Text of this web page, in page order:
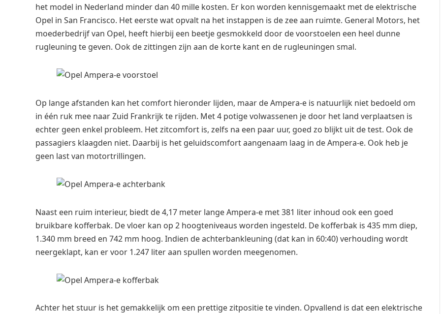
het model in Nederland minder dan 40 mille kosten. Er kon worden kennisgemaakt met de elektrische
Opel in San Francisco. Het eerste wat opvalt na het instappen is de zee aan ruimte. General Motors, het
moederbedrijf van Opel, heeft hierbij een beetje gesmokkeld door de voorstoelen een heel dunne
rugleuning te geven. Ook de zittingen zijn aan de korte kant en de rugleuningen smal.
Op lange afstanden kan het comfort hieronder lijden, maar de Ampera-e is natuurlijk niet bedoeld om
in één ruk mee naar Zuid Frankrijk te rijden. Met 4 potige volwassenen je door het land verplaatsen is
echter geen enkel probleem. Het zitcomfort is, zelfs na een paar uur, goed zo blijkt uit de test. Ook de
passagiers klaagden niet. Daarbij is het geluidscomfort aangenaam laag in de Ampera-e. Ook heb je
geen last van motortrillingen.
Naast een ruim interieur, biedt de 4,17 meter lange Ampera-e met 381 liter inhoud ook een goed
bruikbare kofferbak. De vloer kan op 2 hoogteniveaus worden ingesteld. De kofferbak is 435 mm diep,
1.340 mm breed en 742 mm hoog. Indien de achterbankleuning (dat kan in 60:40) verhouding wordt
neergeklapt, kan er voor 1.247 liter aan spullen worden meegenomen.
Achter het stuur is het gemakkelijk om een ​​prettige zitpositie te vinden. Opvallend is dat een elektrische